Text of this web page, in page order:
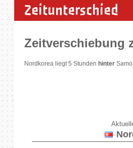
Zeitunterschied
Zeitverschiebung
Nordkorea liegt 5 Stunden hinter